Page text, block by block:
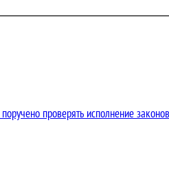
проверять исполнение